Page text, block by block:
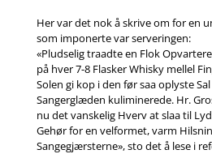
Her var det nok å skrive om for en
som imponerte var serveringen:
«Pludselig traadte en Flok
på hver 7-8 Flasker Whisky mellel
Solen gi kop i den før saa oplyste
Sangerglæden kuliminerede. Hr.
nu det vanskelig Hverv at slaa til
Gehør for en velformet, varm
Sangegjærsterne», sto det å lese i